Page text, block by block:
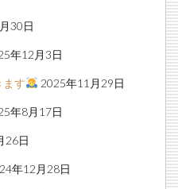
30日
年12月3日
ます 2025年11月29日
年8月17日
26日
年12月28日